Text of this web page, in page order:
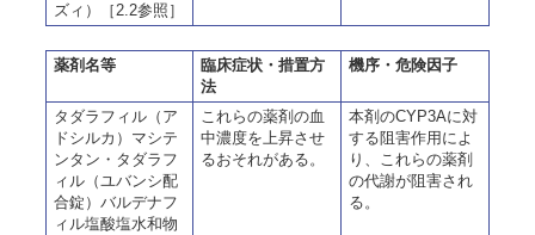
ズィ）［2.2参照］
薬剤名等
臨床症状・措置方
法
機序・危険因子
タダラフィル（ア
ドシルカ）マシテ
ンタン・タダラフ
ィル（ユバンシ配
合錠）バルデナフ
ィル塩酸塩水和物
これらの薬剤の血
中濃度を上昇させ
るおそれがある。
本剤のCYP3Aに対
する阻害作用によ
り、これらの薬剤
の代謝が阻害され
る。